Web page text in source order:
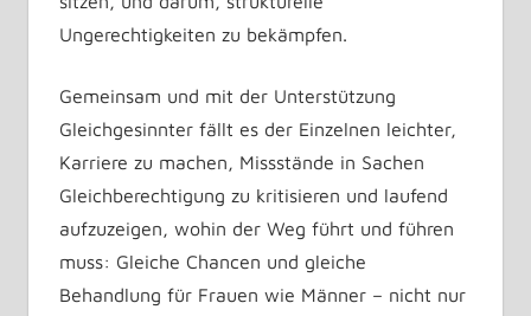
Ungerechtigkeiten zu bekämpfen.
Gemeinsam und mit der Unterstützung
Gleichgesinnter fällt es der Einzelnen leichter,
Karriere zu machen, Missstände in Sachen
Gleichberechtigung zu kritisieren und laufend
aufzuzeigen, wohin der Weg führt und führen
muss: Gleiche Chancen und gleiche
Behandlung für Frauen wie Männer – nicht nur